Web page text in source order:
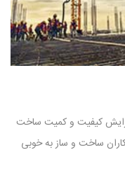
کیفیت و کمیت ساخت
ساخت و ساز به خوبی